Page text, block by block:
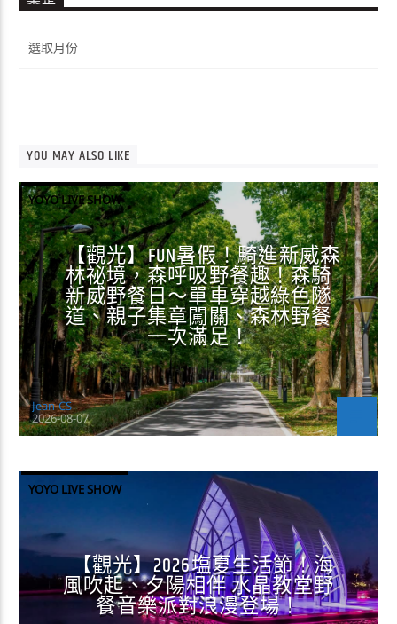
整
YOU MAY ALSO LIKE
YOYO LIVE SHOW
【觀光】FUN暑假！騎進新威森
林祕境，森呼吸野餐趣！森騎
新威野餐日～單車穿越綠色隧
道、親子集章闖關、森林野餐
一次滿足！
Jean-CS
2026-08-07
YOYO LIVE SHOW
【觀光】2026塩夏生活節！海
風吹起、夕陽相伴 水晶教堂野
餐音樂派對浪漫登場！